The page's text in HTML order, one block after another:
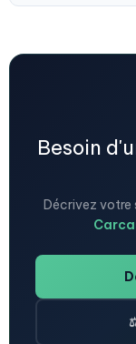
Besoin
Décrivez